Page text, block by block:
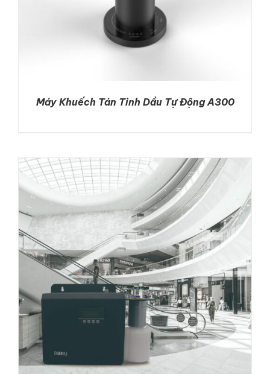
DETAILS
Máy Khuếch Tán Tinh Dầu Tự Động A300